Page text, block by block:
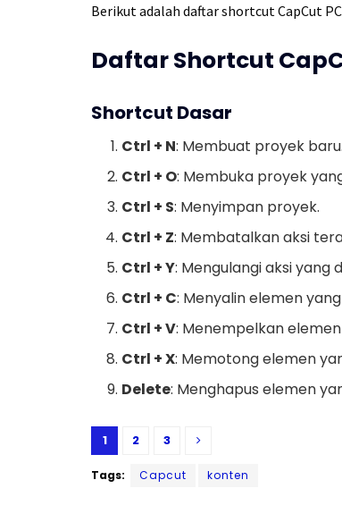
Berikut adalah daftar shortcut CapCut
Daftar Shortcut
Shortcut Dasar
Ctrl + N: Membuat proyek baru.
Ctrl + O: Membuka proyek
Ctrl + S: Menyimpan proyek.
Ctrl + Z: Membatalkan aksi
Ctrl + Y: Mengulangi aksi yang
Ctrl + C: Menyalin elemen
Ctrl + V: Menempelkan
Ctrl + X: Memotong elemen
Delete: Menghapus elemen
1 2 3
Tags: Capcut konten